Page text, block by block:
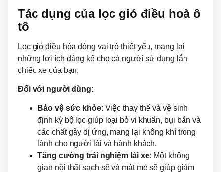
Tác dụng của lọc gió điều hoà ô
tô
Lọc gió điều hòa đóng vai trò thiết yếu, mang lại
những lợi ích đáng kể cho cả người sử dụng lẫn
chiếc xe của bạn:
Đối với người dùng:
Bảo vệ sức khỏe: Việc thay thế và vệ sinh
định kỳ bộ lọc giúp loại bỏ vi khuẩn, bụi bẩn và
các chất gây dị ứng, mang lại không khí trong
lành cho người lái và hành khách.
Tăng cường trải nghiệm lái xe: Một không
gian nội thất sạch sẽ và mát mẻ sẽ giúp giảm